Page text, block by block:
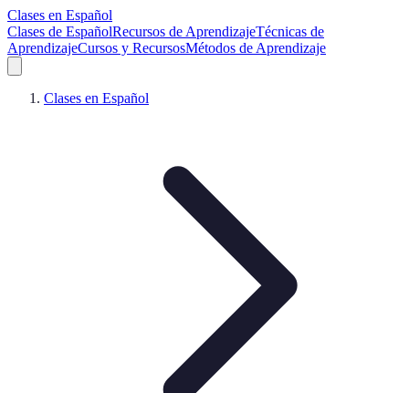
Clases en Español
Clases de EspañolRecursos de AprendizajeTécnicas de
AprendizajeCursos y RecursosMétodos de Aprendizaje
Clases en Español